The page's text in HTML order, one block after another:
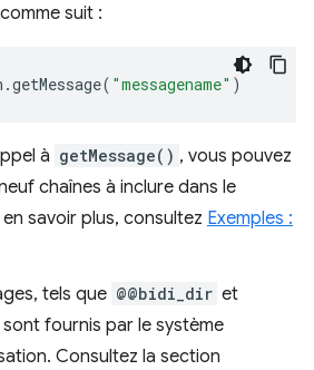
suit :
.getMessage( "messagename" )
à getMessage() , vous pouvez
chaînes à inclure dans le
savoir plus, consultez Exemples :
tels que @@bidi_dir et
sont fournis par le système
Consultez la section